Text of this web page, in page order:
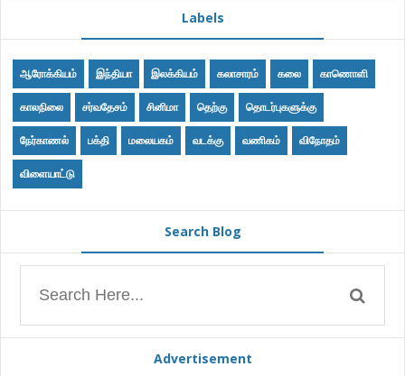
Labels
ஆரோக்கியம் இந்தியா இலக்கியம் கலாசாரம் கலை காணொளி
காலநிலை சர்வதேசம் சினிமா தெற்கு தொடர்புகளுக்கு
நேர்காணல் பக்தி மலையகம் வடக்கு வணிகம் விநோதம்
விளையாட்டு
Search Blog
Advertisement